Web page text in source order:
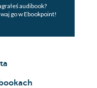
audibook?
go w Ebookpoint!